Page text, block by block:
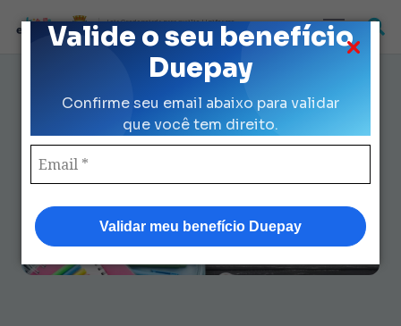
Valide o seu benefício
Duepay
Confirme seu email abaixo para validar
que você tem direito.
Validar meu benefício Duepay
Loja Credenciada para auxilio Uniforme
e Kit Escolar da Prefeitura de São Paulo
7 Dicas de Escolar Auxilio
Material 2025 para Economizar